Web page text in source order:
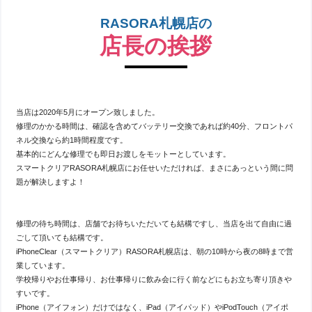
RASORA札幌店の
店長の挨拶
当店は2020年5月にオープン致しました。
修理のかかる時間は、確認を含めてバッテリー交換であれば約40分、フロントパ
ネル交換なら約1時間程度です。
基本的にどんな修理でも即日お渡しをモットーとしています。
スマートクリアRASORA札幌店にお任せいただければ、まさにあっという間に問
題が解決しますよ！
修理の待ち時間は、店舗でお待ちいただいても結構ですし、当店を出て自由に過
ごして頂いても結構です。
iPhoneClear（スマートクリア）RASORA札幌店は、朝の10時から夜の8時まで営
業しています。
学校帰りやお仕事帰り、お仕事帰りに飲み会に行く前などにもお立ち寄り頂きや
すいです。
iPhone（アイフォン）だけではなく、iPad（アイパッド）やiPodTouch（アイポ